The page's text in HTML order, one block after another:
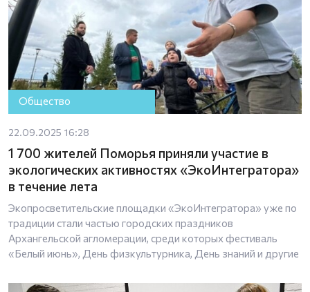
Общество
22.09.2025 16:28
1 700 жителей Поморья приняли участие в
экологических активностях «ЭкоИнтегратора»
в течение лета
Экопросветительские площадки «ЭкоИнтегратора» уже по
традиции стали частью городских праздников
Архангельской агломерации, среди которых фестиваль
«Белый июнь», День физкультурника, День знаний и другие